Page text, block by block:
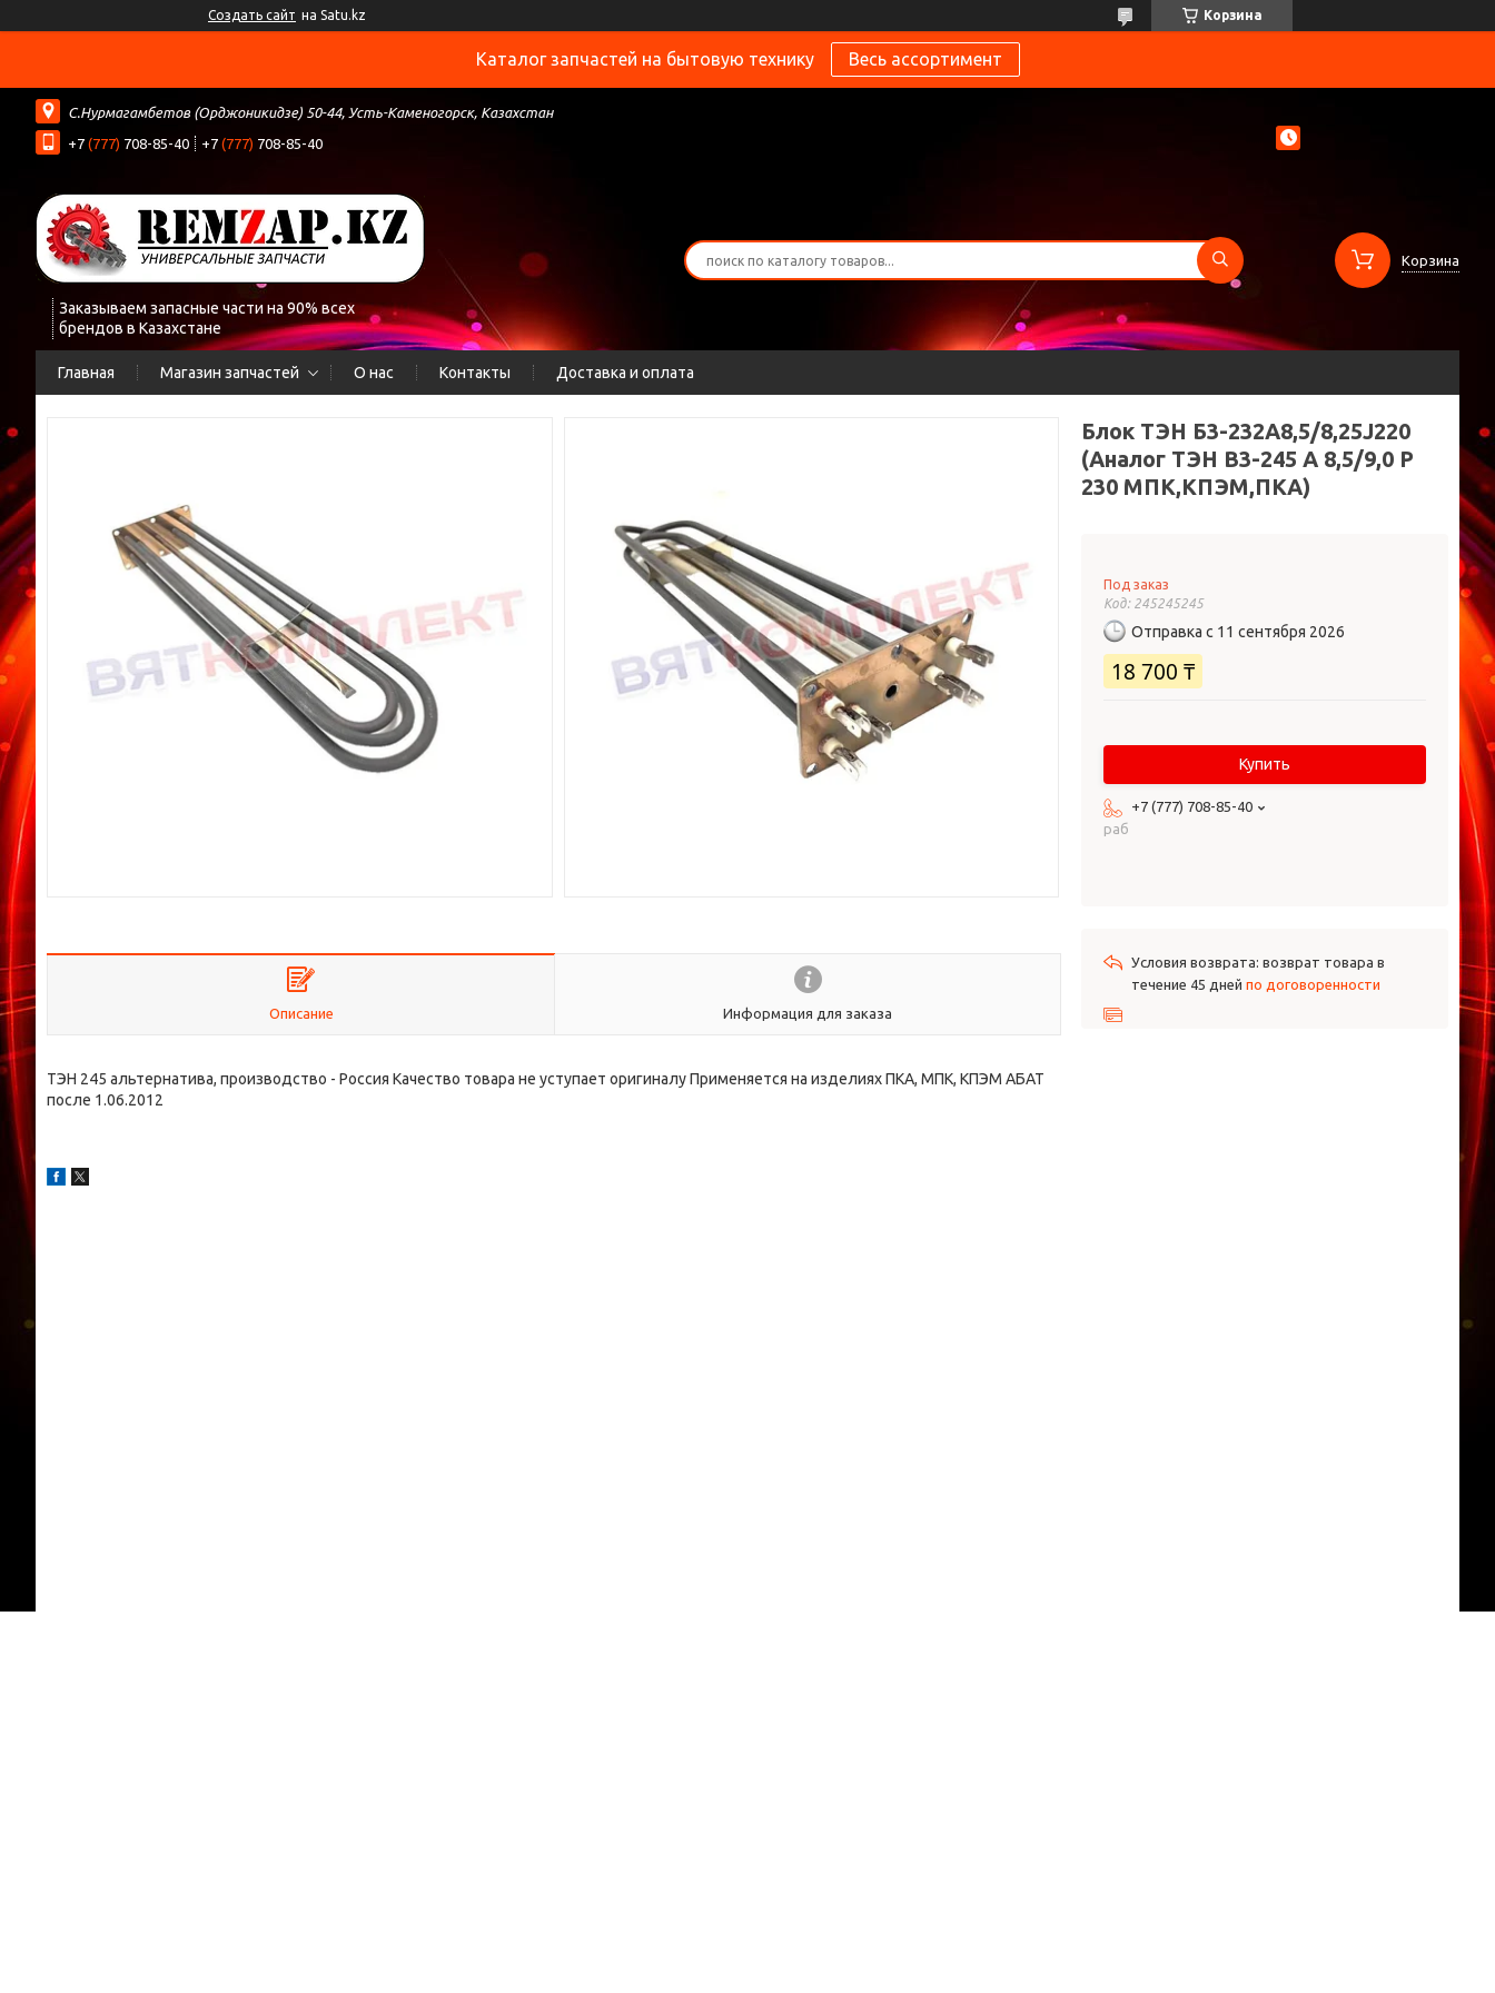
Создать сайт на Satu.kz Корзина
Каталог запчастей на бытовую технику Весь ассортимент
С.Нурмагамбетов (Орджоникидзе) 50-44, Усть-Каменогорск, Казахстан
+7 (777) 708-85-40 +7 (777) 708-85-40
Заказываем запасные части на 90% всех
брендов в Казахстане
Корзина
Главная Магазин запчастей О нас Контакты Доставка и оплата
Описание Информация для заказа
ТЭН 245 альтернатива, производство - Россия Качество товара не уступает оригиналу Применяется на изделиях ПКА, МПК, КПЭМ АБАТ
после 1.06.2012
Блок ТЭН Б3-232А8,5/8,25J220
(Аналог ТЭН В3-245 А 8,5/9,0 Р
230 МПК,КПЭМ,ПКА)
Под заказ
Код: 245245245
Отправка с 11 сентября 2026
18 700 ₸
Купить
+7 (777) 708-85-40
раб
возврат товара в
течение 45 дней по договоренности